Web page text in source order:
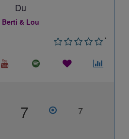
Du
Berti & Lou
*
7 7